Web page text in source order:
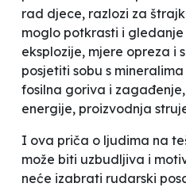
rad djece, razlozi za
moglo potkrasti i
eksplozije, mjere opreza i
posjetiti sobu s
fosilna goriva i
energije, proizvodnja
I ova priča o ljudima na
može biti uzbudljiva i
neće izabrati rudarski